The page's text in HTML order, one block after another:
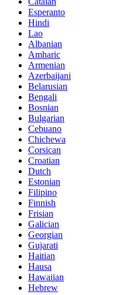
Esperanto
Hindi
Lao
Albanian
Amharic
Armenian
Azerbaijani
Belarusian
Bengali
Bosnian
Bulgarian
Cebuano
Chichewa
Corsican
Croatian
Dutch
Estonian
Filipino
Finnish
Frisian
Galician
Georgian
Gujarati
Haitian
Hausa
Hawaiian
Hebrew